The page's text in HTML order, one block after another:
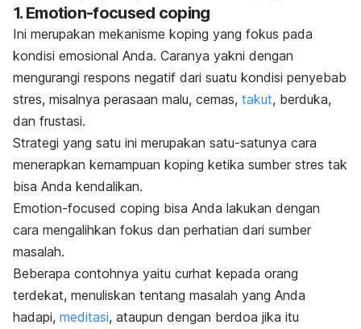
1. Emotion-focused coping
Ini merupakan mekanisme koping yang fokus pada
kondisi emosional Anda. Caranya yakni dengan
mengurangi respons negatif dari suatu kondisi penyebab
stres, misalnya perasaan malu, cemas, takut, berduka,
dan frustasi.
Strategi yang satu ini merupakan satu-satunya cara
menerapkan kemampuan koping ketika sumber stres tak
bisa Anda kendalikan.
Emotion-focused coping bisa Anda lakukan dengan
cara mengalihkan fokus dan perhatian dari sumber
masalah.
Beberapa contohnya yaitu curhat kepada orang
terdekat, menuliskan tentang masalah yang Anda
hadapi, meditasi, ataupun dengan berdoa jika itu